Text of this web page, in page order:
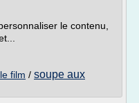
le contenu,
film / soupe aux